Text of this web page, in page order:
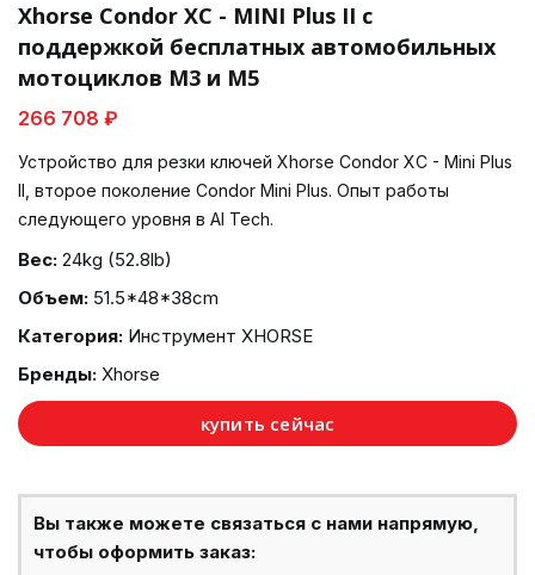
Xhorse Condor XC - MINI Plus II с
поддержкой бесплатных автомобильных
мотоциклов M3 и M5
266 708 ₽
Устройство для резки ключей Xhorse Condor XC - Mini Plus
II, второе поколение Condor Mini Plus. Опыт работы
следующего уровня в AI Tech.
Вес: 24kg (52.8lb)
Объем: 51.5*48*38cm
Категория: Инструмент XHORSE
Бренды: Xhorse
купить сейчас
Вы также можете связаться с нами напрямую,
чтобы оформить заказ: